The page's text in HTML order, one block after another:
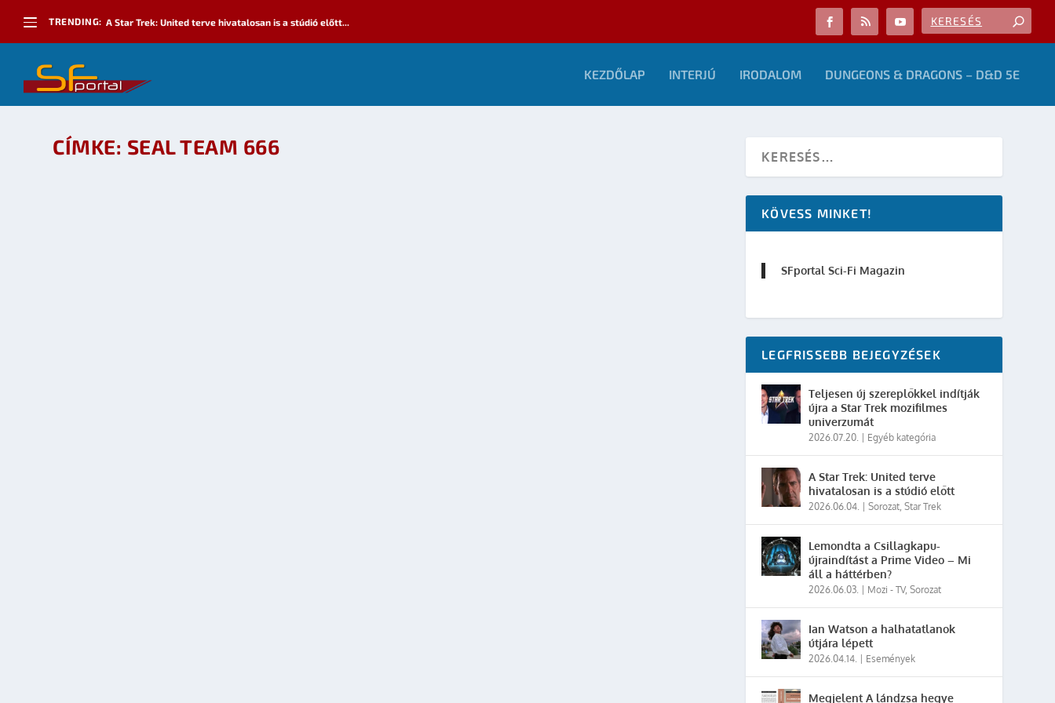
TRENDING: A Star Trek: United terve hivatalosan is a stúdió előtt...
KEZDŐLAP INTERJÚ IRODALOM DUNGEONS & DRAGONS – D&D 5E
CÍMKE: SEAL TEAM 666
KÖVESS MINKET!
SFportal Sci-Fi Magazin
LEGFRISSEBB BEJEGYZÉSEK
Teljesen új szereplőkkel indítják
újra a Star Trek mozifilmes
univerzumát
2026.07.20. Egyéb kategória
A Star Trek: United terve
hivatalosan is a stúdió előtt
2026.06.04. |Sorozat,Star Trek
Lemondta a Csillagkapu-
újraindítást a Prime Video – Mi
áll a háttérben?
2026.06.03. Mozi - TV,Sorozat
Ian Watson a halhatatlanok
útjára lépett
2026.04.14. Események
Megjelent A lándzsa hegye